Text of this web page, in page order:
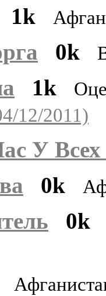
1k
0k
1k
12/2011)
У Всех
0k
0k